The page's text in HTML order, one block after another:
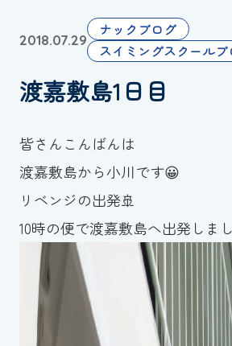
団体会員募集
保護者の方へ
採用情報
お知らせ
カレンダー
波スイタイムズ
お問い合わせ
2018.07.29
ナックブログ
スイミングスクールブ
渡嘉敷島1日目
皆さんこんばんは
渡嘉敷島から小川です😀
リベンジの出発🚢
10時の便で渡嘉敷島へ出発しま